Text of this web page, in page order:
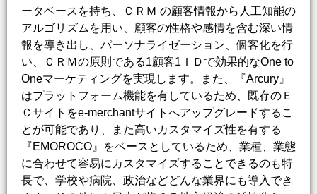
ータベースを持ち、ＣＲＭ の顧客情報から人工知能の
アルゴリズムを用い、顧客の性格や感情を含む深い情
報を導き出し、パーソナライゼーション、個客化を行
い、ＣＲＭの原則である1顧客1ＩＤで効果的なOne to
Oneマーケティングを実現します。また、『Arcury』
はプラットフォーム機能を有しているため、既存のＥ
Ｃサイトをe-merchantサイトへアップグレードするこ
とが可能であり、また高いカスタマイズ性を有する
『EMOROCO』をベースとしているため、業種、業態
に合わせて容易にカスタマイズすることできるのも特
長で、学校や病院、政治などどんな業界にも導入でき